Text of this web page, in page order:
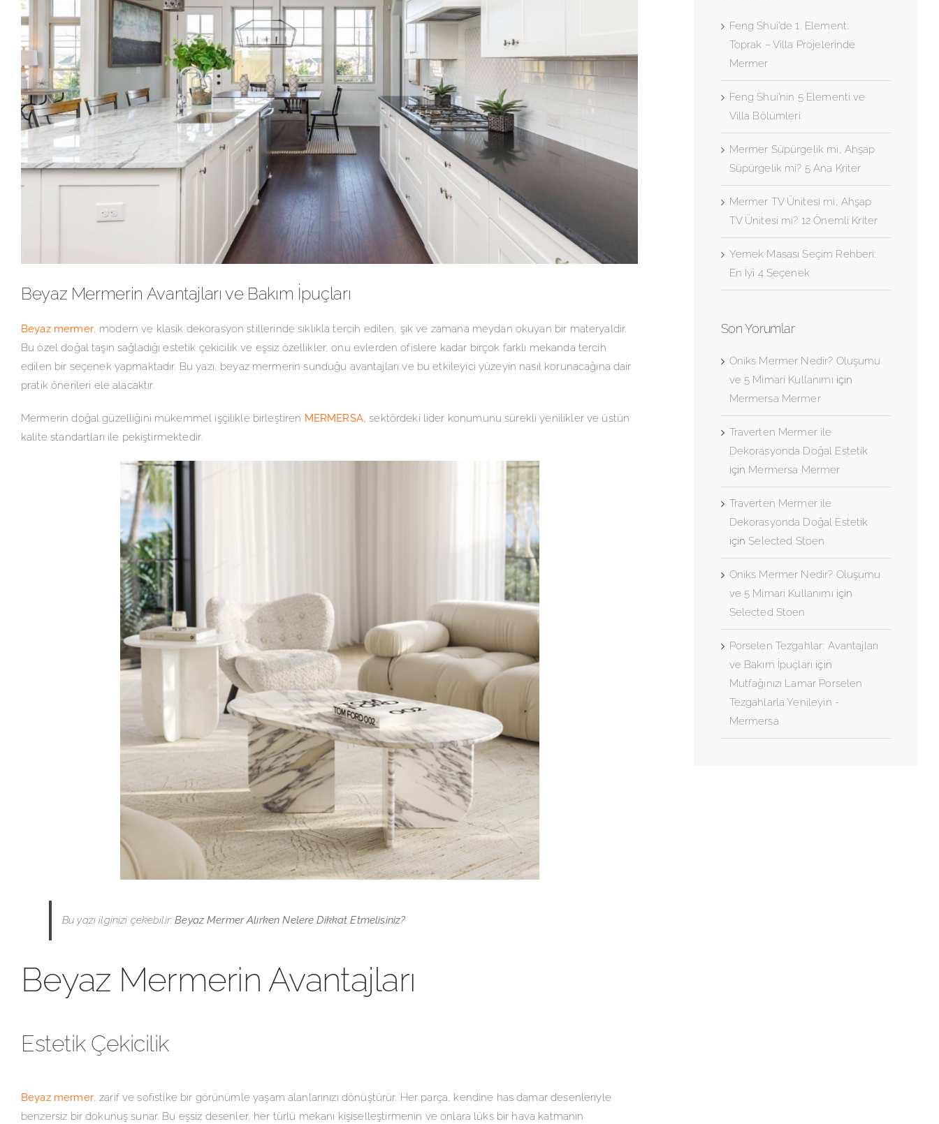
Beyaz Mermerin Avantajları ve Bakım İpuçları
Beyaz mermer, modern ve klasik dekorasyon stillerinde sıklıkla tercih edilen, şık ve zamana meydan okuyan bir materyaldir.
Bu özel doğal taşın sağladığı estetik çekicilik ve eşsiz özellikler, onu evlerden ofislere kadar birçok farklı mekanda tercih
edilen bir seçenek yapmaktadır. Bu yazı, beyaz mermerin sunduğu avantajları ve bu etkileyici yüzeyin nasıl korunacağına dair
pratik önerileri ele alacaktır.
Mermerin doğal güzelliğini mükemmel işçilikle birleştiren MERMERSA, sektördeki lider konumunu sürekli yenilikler ve üstün
kalite standartları ile pekiştirmektedir.
Bu yazı ilginizi çekebilir:Beyaz Mermer Alırken Nelere Dikkat Etmelisiniz?
Beyaz Mermerin Avantajları
Estetik Çekicilik
Beyaz mermer, zarif ve sofistike bir görünümle yaşam alanlarınızı dönüştürür. Her parça, kendine has damar desenleriyle
benzersiz bir dokunuş sunar. Bu eşsiz desenler, her türlü mekanı kişiselleştirmenin ve onlara lüks bir hava katmanın
Feng Shui’de 1. Element:
Toprak – Villa Projelerinde
Mermer
Feng Shui’nin 5 Elementi ve
Villa Bölümleri
Mermer Süpürgelik mi, Ahşap
Süpürgelik mi? 5 Ana Kriter
Mermer TV Ünitesi mi, Ahşap
TV Ünitesi mi? 12 Önemli Kriter
Yemek Masası Seçim Rehberi:
En İyi 4 Seçenek
Son Yorumlar
Oniks Mermer Nedir? Oluşumu
ve 5 Mimari Kullanımı için
Mermersa Mermer
Traverten Mermer ile
Dekorasyonda Doğal Estetik
için Mermersa Mermer
Traverten Mermer ile
Dekorasyonda Doğal Estetik
içinSelected Stoen
Oniks Mermer Nedir? Oluşumu
ve 5 Mimari Kullanımı için
Selected Stoen
Porselen Tezgahlar: Avantajları
ve Bakım İpuçları için
Mutfağınızı Lamar Porselen
Tezgahlarla Yenileyin -
Mermersa